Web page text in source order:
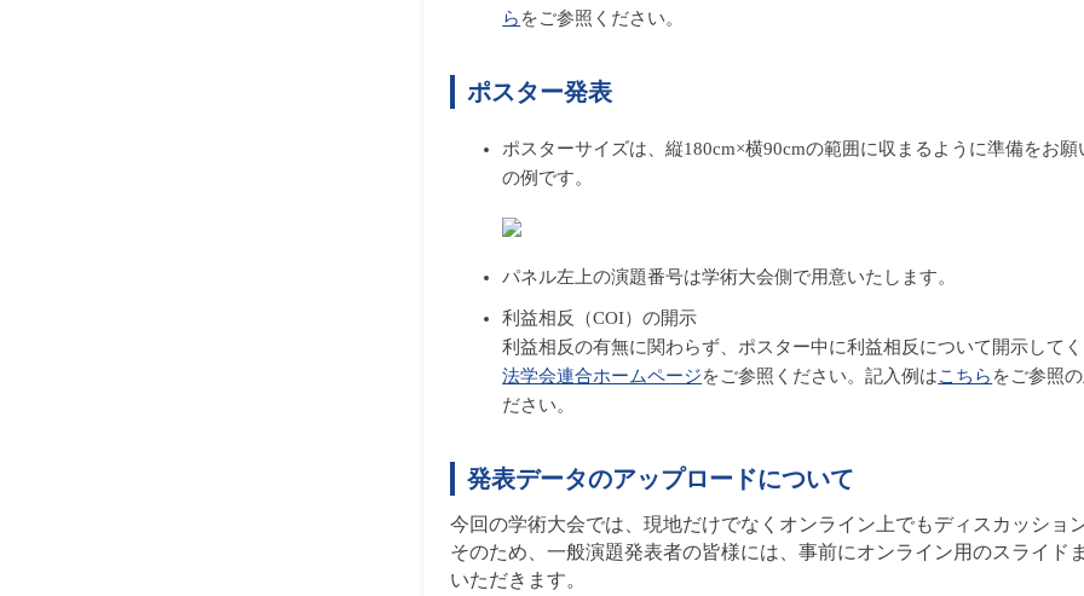
ら をご参照ください。
ポスター発表
ポスターサイズは、縦180cm×横90cmの範囲に収まるように準備をお
の例です。
パネル左上の演題番号は学術大会側で用意いたします。
利益相反（COI）の開示
利益相反の有無に関わらず、ポスター中に利益相反について開示して
法学会連合ホームページをご参照ください。記入例はこちら をご参照
ださい。
発表データのアップロードについて
今回の学術大会では、現地だけでなくオンライン上でもディスカッショ
そのため、一般演題発表者の皆様には、事前にオンライン用のスライド
いただきます。